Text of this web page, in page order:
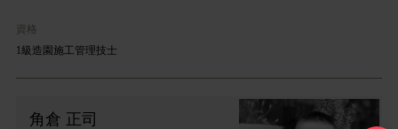
資格
1級造園施工管理技士
角倉 正司